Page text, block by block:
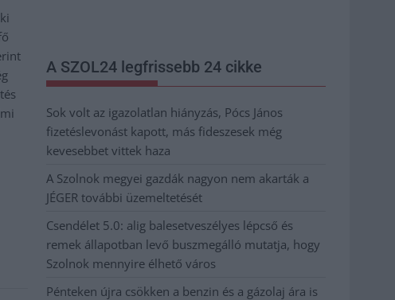
A SZOL24 legfrissebb 24 cikke
Sok volt az igazolatlan hiányzás, Pócs János
fizetéslevonást kapott, más fideszesek még
kevesebbet vittek haza
A Szolnok megyei gazdák nagyon nem akarták a
JÉGER további üzemeltetését
Csendélet 5.0: alig balesetveszélyes lépcső és
remek állapotban levő buszmegálló mutatja, hogy
Szolnok mennyire élhető város
Pénteken újra csökken a benzin és a gázolaj ára is